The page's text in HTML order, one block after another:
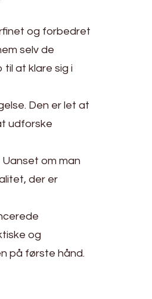
og forbedret
selv de
at klare sig i
Den er let at
udforske
om man
der er
og
på første hånd.